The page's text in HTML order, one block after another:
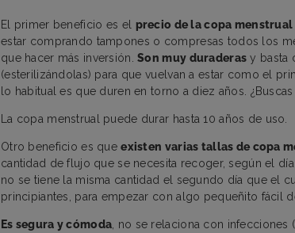
El primer beneficio es el precio de la copa menstrual
estar comprando tampones o compresas todos los
que hacer más inversión.Son muy duraderas y basta
(esterilizándolas) para que vuelvan a estar como el
lo habitual es que duren en torno a diez años.
La copa menstrual puede durar hasta 10 años de uso.
Otro beneficio es queexisten varias tallas de copa
cantidad de flujo que se necesita recoger, según el
no se tiene la misma cantidad el segundo día que el
principiantes, para empezar con algo pequeñito fácil
Es segura y cómoda , no se relaciona con